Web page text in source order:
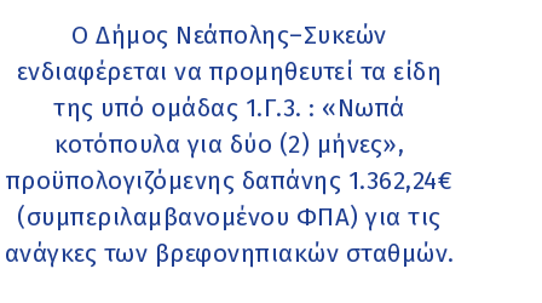
Ο Δήμος Νεάπολης–Συκεών
ενδιαφέρεται να προμηθευτεί τα είδη
της υπό ομάδας 1.Γ.3. : «Νωπά
κοτόπουλα για δύο (2) μήνες»,
προϋπολογιζόμενης δαπάνης 1.362,24€
(συμπεριλαμβανομένου ΦΠΑ) για τις
ανάγκες των βρεφονηπιακών σταθμών.